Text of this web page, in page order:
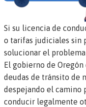
Si su licencia de
o tarifas judiciales sin
solucionar el
El gobierno de
deudas de tránsito de
despejando el camino
conducir legalmente